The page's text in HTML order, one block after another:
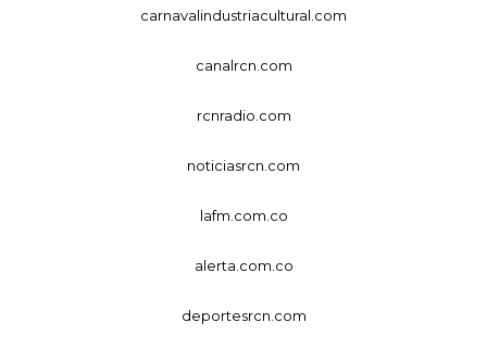
carnavalindustriacultural.com
canalrcn.com
rcnradio.com
noticiasrcn.com
lafm.com.co
alerta.com.co
deportesrcn.com